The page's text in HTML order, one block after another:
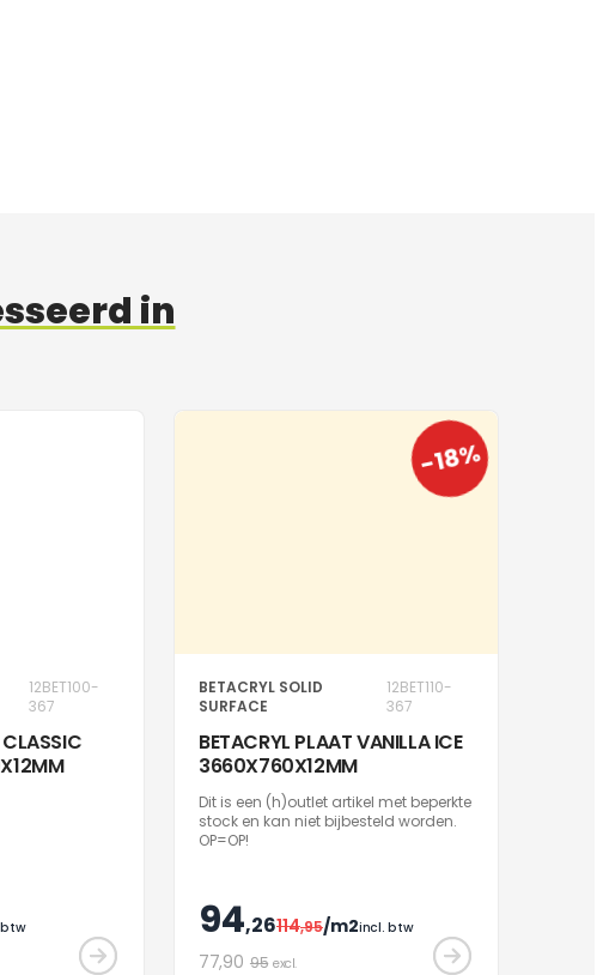
in
12BET100-
367
-18%
BETACRYL SOLID
SURFACE
12BET110-
367
BETACRYL PLAAT VANILLA ICE
3660X760X12MM
Dit is een (h)outlet artikel met beperkte
stock en kan niet bijbesteld worden.
OP=OP!
94,26114,95/m2incl. btw
77,90 95 excl.